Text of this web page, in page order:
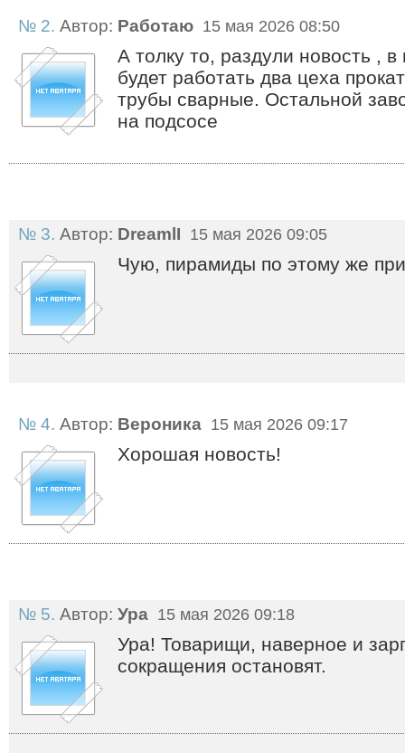
№ 2. Автор: Работаю 15 мая 2026 08:50
А толку то, раздули новость , в
будет работать два цеха
трубы сварные. Остальной
на подсосе
№ 3. Автор: DreamlI 15 мая 2026 09:05
Чую, пирамиды по этому же
№ 4. Автор: Вероника 15 мая 2026 09:17
Хорошая новость!
№ 5. Автор: Ура 15 мая 2026 09:18
Ура! Товарищи, наверное и
сокращения остановят.